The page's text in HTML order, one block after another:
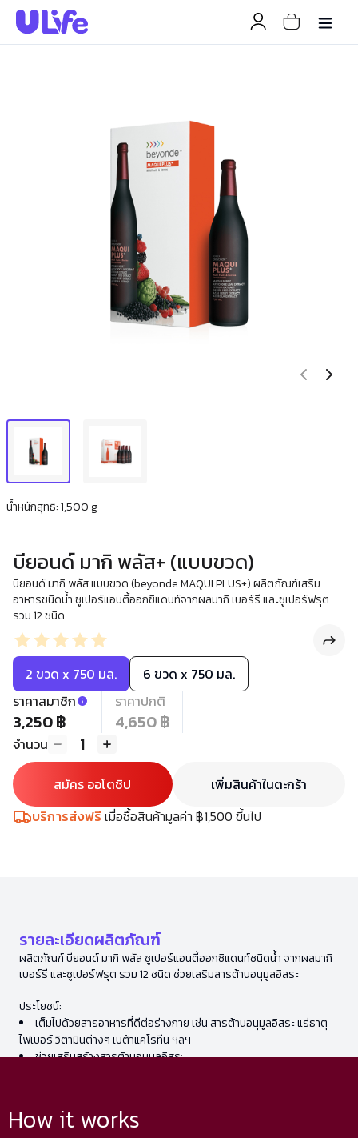
น้ำหนักสุทธิ: 1,500 g
บียอนด์ มากิ พลัส+ (แบบขวด)
บียอนด์ มากิ พลัส แบบขวด (beyonde MAQUI PLUS+) ผลิตภัณฑ์เสริม
อาหารชนิดน้ำ ซูเปอร์แอนตี้ออกซิแดนท์จากผลมากิ เบอร์รี และซูเปอร์ฟรุต
รวม 12 ชนิด
2 ขวด x 750 มล.
6 ขวด x 750 มล.
ราคาสมาชิก
3,250 ฿
ราคาปกติ
4,650 ฿
จำนวน 1
สมัคร ออโตชิป
เพิ่มสินค้าในตะกร้า
บริการส่งฟรีเมื่อซื้อสินค้ามูลค่า ฿1,500 ขึ้นไป
รายละเอียดผลิตภัณฑ์
ผลิตภัณฑ์ บียอนด์ มากิ พลัส ซูเปอร์แอนตี้ออกซิแดนท์ชนิดน้ำ จากผลมากิ
เบอร์รี และซูเปอร์ฟรุต รวม 12 ชนิด ช่วยเสริมสารต้านอนุมูลอิสระ
ประโยชน์:
เต็มไปด้วยสารอาหารที่ดีต่อร่างกาย เช่น สารต้านอนุมูลอิสระ แร่ธาตุ
ไฟเบอร์ วิตามินต่างๆ เบต้าแคโรทีน ฯลฯ
ช่วยเสริมสร้างสารต้านอนุมูลอิสระ
How it works